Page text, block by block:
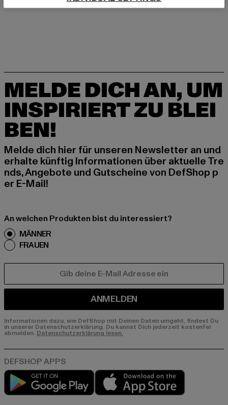
MELDE DICH AN, UM
INSPIRIERT ZU BLEI
BEN!
Melde dich hier für unseren Newsletter an und
erhalte künftig Informationen über aktuelle Tre
nds, Angebote und Gutscheine von DefShop p
er E-Mail!
An welchen Produkten bist du interessiert?
MÄNNER
FRAUEN
ANMELDEN
Informationen dazu, wie DefShop mit Deinen Daten umgeht, findest Du
in unserer Datenschutzerklärung. Du kannst Dich jederzeit kostenfei
abmelden. Datenschutzerklärung lesen.
Play market